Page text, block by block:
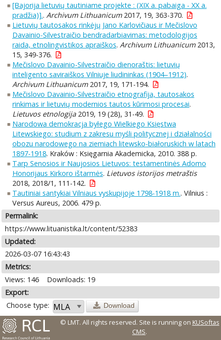
[Bajorija lietuvių tautiniame projekte : (XIX a. pabaiga - XX a.
pradžia)].. Archivum Lithuanicum2017, 19, 363-370.
Lietuvių tautosakos rinkėjų Jano Karlovičiaus ir Mečislovo
Davainio-Silvestraičio bendradarbiavimas: metodologijos
raida, etnolingvistikos apraiškos. Archivum Lithuanicum2013,
15, 349-376.
Mečislovo Davainio-Silvestraičio dienoraštis: lietuvių
inteligento saviraiškos Vilniuje liudininkas (1904–1912).
Archivum Lithuanicum2017, 19, 171-194.
Mečislovo Davainio-Silvestraičio etnografija, tautosakos
rinkimas ir lietuvių modernios tautos kūrimosi procesai.
Lietuvos etnologija2019, 19 (28), 31-49.
Narodowa demokracja byłego Wielkiego Księstwa
Litewskiego: studium z zakresu myśli politycznej i działalności
obozu narodowego na ziemiach litewsko-białoruskich w latach
1897-1918. Kraków : Księgarnia Akademicka, 2010. 388 p.
Tarp Senosios ir Naujosios Lietuvos: testamentinės Adomo
Honorijaus Kirkoro ištarmės. Lietuvos istorijos metraštis
2018, 2018/1, 111-142.
Tautiniai santykiai Vilniaus vyskupijoje 1798-1918 m.. Vilnius :
Versus Aureus, 2006. 479 p.
Permalink:
https://www.lituanistika.lt/content/52383
Updated:
2026-03-07 16:43:43
Metrics:
Views: 146
Downloads: 19
Export:
Choose type:
Download
© LMT. All rights reserved. Site is running on KUSoftas
CMS.